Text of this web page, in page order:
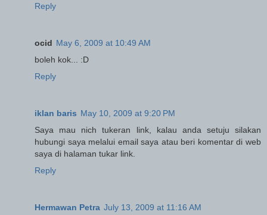
Reply
ocid May 6, 2009 at 10:49 AM
boleh kok... :D
Reply
iklan baris May 10, 2009 at 9:20 PM
Saya mau nich tukeran link, kalau anda setuju silakan
hubungi saya melalui email saya atau beri komentar di web
saya di halaman tukar link.
Reply
Hermawan Petra July 13, 2009 at 11:16 AM